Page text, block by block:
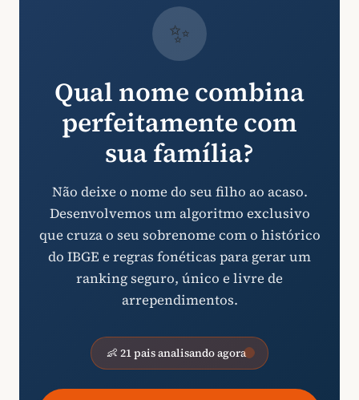
✨
Qual nome combina
perfeitamente com
sua família?
Não deixe o nome do seu filho ao acaso.
Desenvolvemos um algoritmo exclusivo
que cruza o seu sobrenome com o histórico
do IBGE e regras fonéticas para gerar um
ranking seguro, único e livre de
arrependimentos.
👶 21 pais analisando agora